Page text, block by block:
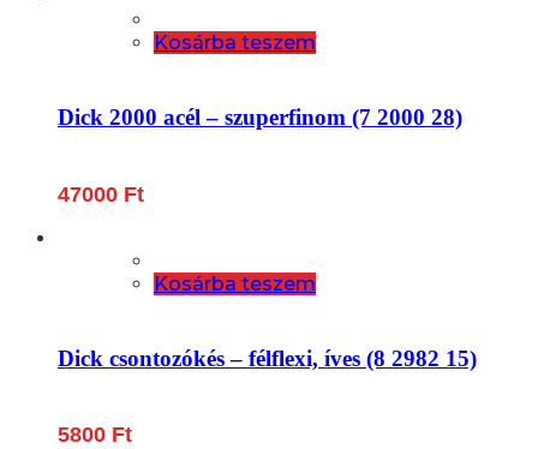
Kosárba teszem
Dick 2000 acél – szuperfinom (7 2000 28)
47000 Ft
Kosárba teszem
Dick csontozókés – félflexi, íves (8 2982 15)
5800 Ft